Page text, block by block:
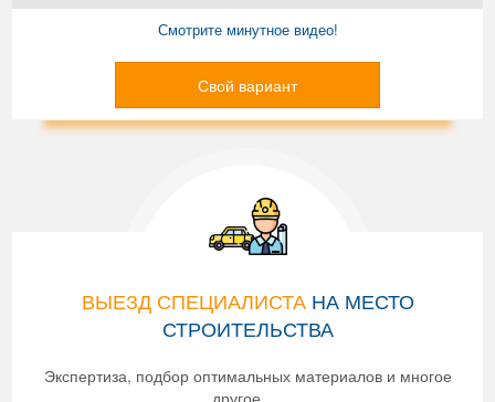
Смотрите минутное видео!
Свой вариант
ВЫЕЗД СПЕЦИАЛИСТАНА МЕСТО
СТРОИТЕЛЬСТВА
Экспертиза, подбор оптимальных материалов и многое